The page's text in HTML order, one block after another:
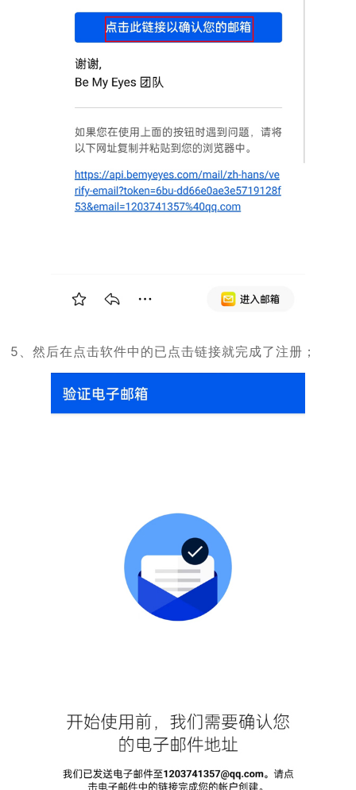
5、然后在点击软件中的已点击链接就完成了注册；